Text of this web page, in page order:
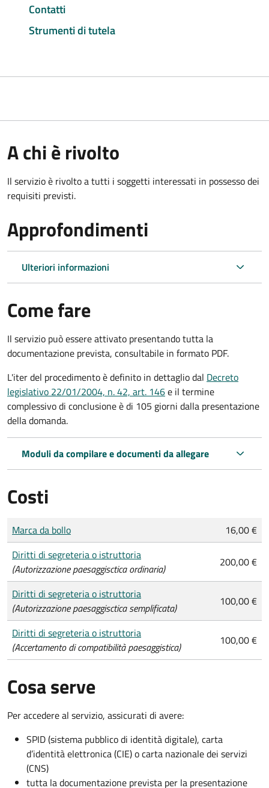
Contatti
Strumenti di tutela
A chi è rivolto
Il servizio è rivolto a tutti i soggetti interessati in possesso dei
requisiti previsti.
Approfondimenti
Ulteriori informazioni
Come fare
Il servizio può essere attivato presentando tutta la
documentazione prevista, consultabile in formato PDF.
L'iter del procedimento è definito in dettaglio dal Decreto
legislativo 22/01/2004, n. 42, art. 146e il termine
complessivo di conclusione è di 105 giorni dalla presentazione
della domanda.
Moduli da compilare e documenti da allegare
Costi
Tipo di pagamento
Importo
Marca da bollo
16,00 €
Diritti di segreteria o istruttoria
(Autorizzazione paesaggisctica ordinaria)
200,00 €
Diritti di segreteria o istruttoria
(Autorizzazione paesaggisctica semplificata)
100,00 €
Diritti di segreteria o istruttoria
(Accertamento di compatibilità paesaggistica)
100,00 €
Cosa serve
Per accedere al servizio, assicurati di avere:
SPID (sistema pubblico di identità digitale), carta
d’identità elettronica (CIE) o carta nazionale dei servizi
(CNS)
tutta la documentazione prevista per la presentazione